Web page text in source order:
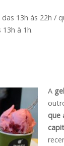
13h às 22h /
à 1h.
A
que